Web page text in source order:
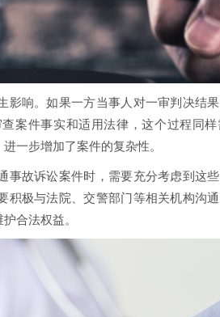
响。如果一方当事人对一审判决结果
案件事实和适用法律，这个过程同
一步增加了案件的复杂性。
故诉讼案件时，需要充分考虑到这
极与法院、交警部门等相关机构沟
合法权益。